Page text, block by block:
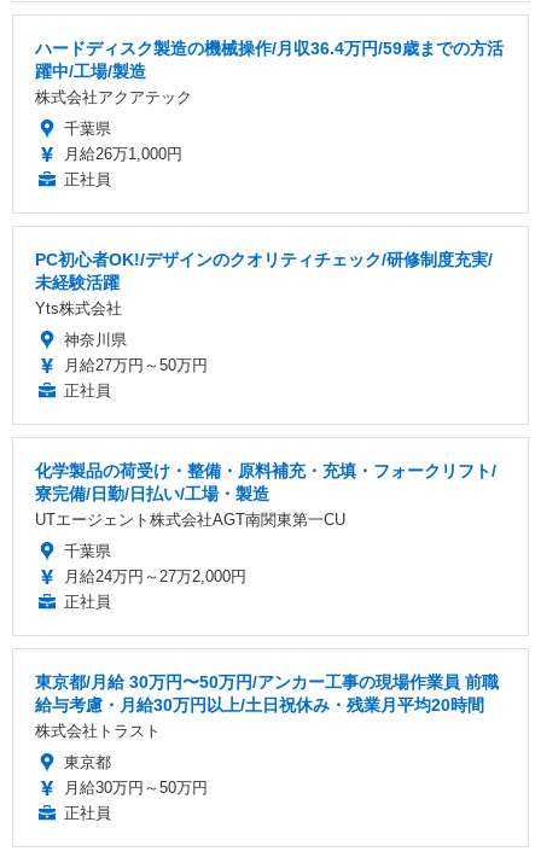
ハードディスク製造の機械操作/月収36.4万円/59歳までの方活
躍中/工場/製造
株式会社アクアテック
千葉県
月給26万1,000円
正社員
PC初心者OK!/デザインのクオリティチェック/研修制度充実/
未経験活躍
Yts株式会社
神奈川県
月給27万円～50万円
正社員
化学製品の荷受け・整備・原料補充・充填・フォークリフト/
寮完備/日勤/日払い/工場・製造
UTエージェント株式会社AGT南関東第一CU
千葉県
月給24万円～27万2,000円
正社員
東京都/月給 30万円〜50万円/アンカー工事の現場作業員 前職
給与考慮・月給30万円以上/土日祝休み・残業月平均20時間
株式会社トラスト
東京都
月給30万円～50万円
正社員